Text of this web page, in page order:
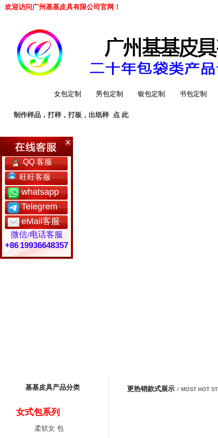
欢迎访问广州基基皮具有限公司官网！
女包定制 男包定制 银包定制 书包定制
工厂简介
制作样品，打样，打板，出纸样 点 此
基基皮具产品分类
女式包系列
柔软女 包
更热销款式展示 / MOST HOT
QQ 客服
旺旺客服
whatsapp
Telegrem
eMail客服
微信/电话客服
+86 19936648357